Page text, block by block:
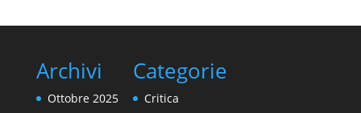
Archivi
Ottobre 2025
Categorie
Critica